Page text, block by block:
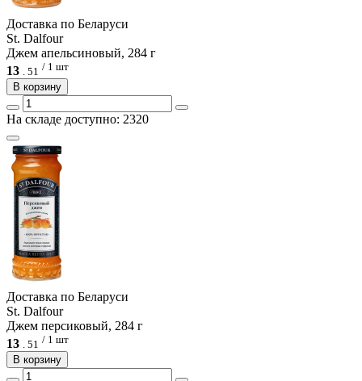
Доcтавка по Беларуси
St. Dalfour
Джем апельсиновый, 284 г
13 . 51 / 1 шт
В корзину
На складе доступно: 2320
Доcтавка по Беларуси
St. Dalfour
Джем персиковый, 284 г
13 . 51 / 1 шт
В корзину